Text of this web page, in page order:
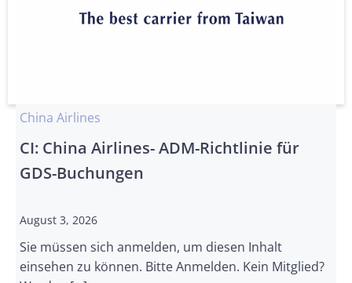
China Airlines
CI: China Airlines- ADM-Richtlinie für
GDS-Buchungen
August 3, 2026
Sie müssen sich anmelden, um diesen Inhalt
einsehen zu können. Bitte Anmelden. Kein Mitglied?